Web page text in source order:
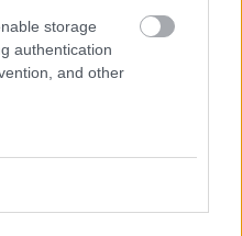
storage
authentication
and other
a tervezett és már
magas művészi